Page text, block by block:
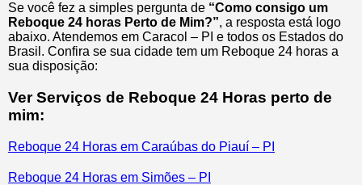
Se você fez a simples pergunta de “Como consigo um
Reboque 24 horas Perto de Mim?”, a resposta está logo
abaixo. Atendemos em Caracol – PI e todos os Estados do
Brasil. Confira se sua cidade tem um Reboque 24 horas a
sua disposição:
Ver Serviços de Reboque 24 Horas perto de
mim:
Reboque 24 Horas em Caraúbas do Piauí – PI
Reboque 24 Horas em Simões – PI